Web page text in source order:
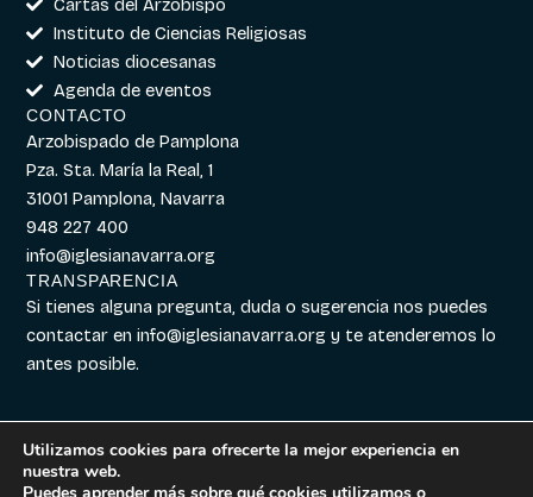
Instituto de Ciencias Religiosas
Noticias diocesanas
Agenda de eventos
CONTACTO
Arzobispado de Pamplona
Pza. Sta. María la Real, 1
31001 Pamplona, Navarra
948 227 400
info@iglesianavarra.org
TRANSPARENCIA
Si tienes alguna pregunta, duda o sugerencia nos puedes
contactar eninfo@iglesianavarra.org y te atenderemos lo
antes posible.
Aviso legal|
Utilizamos cookies para ofrecerte la mejor experiencia en
nuestra web.